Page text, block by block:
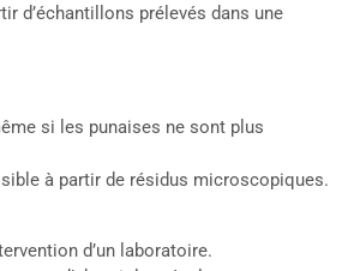
d’échantillons prélevés dans une
si les punaises ne sont plus
à partir de résidus microscopiques.
d’un laboratoire.